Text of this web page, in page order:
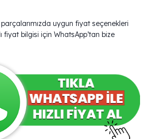
uygun fiyat seçenekleri
fiyat bilgisi için WhatsApp’tan bize